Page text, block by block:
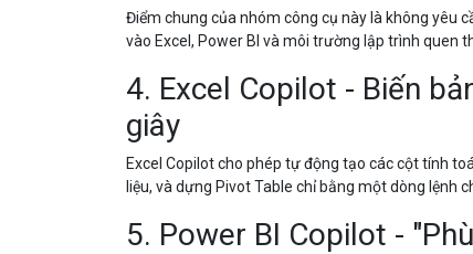
Điểm chung của nhóm công cụ này là không yêu
vào Excel, Power BI và môi trường lập trình quen
4. Excel Copilot - Biến
giây
Excel Copilot cho phép tự động tạo các cột tính
liệu, và dựng Pivot Table chỉ bằng một dòng
5. Power BI Copilot -